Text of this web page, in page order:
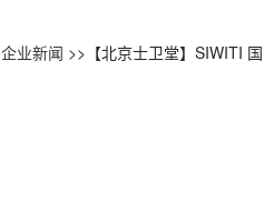
企业新闻 >>【北京士卫堂】SIWITI